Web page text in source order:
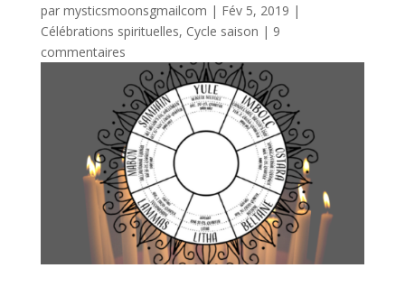
par mysticsmoonsgmailcom | Fév 5, 2019 |
Célébrations spirituelles, Cycle saison | 9
commentaires